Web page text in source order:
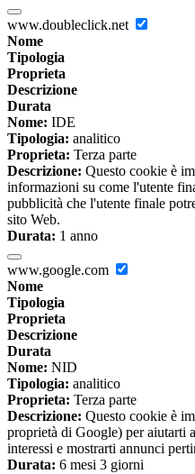
www.doubleclick.net
Nome
Tipologia
Proprieta
Descrizione
Durata
Nome: IDE
Tipologia: analitico
Proprieta: Terza parte
Descrizione: Questo cookie è
informazioni su come l'utente
pubblicità che l'utente finale
sito Web.
Durata: 1 anno
www.google.com
Nome
Tipologia
Proprieta
Descrizione
Durata
Nome: NID
Tipologia: analitico
Proprieta: Terza parte
Descrizione: Questo cookie è
proprietà di Google) per aiutarti
interessi e mostrarti annunci
Durata: 6 mesi 3 giorni